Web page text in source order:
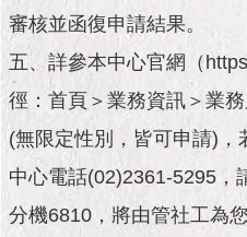
站
資
料
放
宣
告
隱
審核並函復申請結果。
五、詳參本中心官網（
徑：首頁＞業務資訊＞業
(無限定性別，皆可申請)
中心電話(02)2361-5295，
分機6810，將由管社工為您